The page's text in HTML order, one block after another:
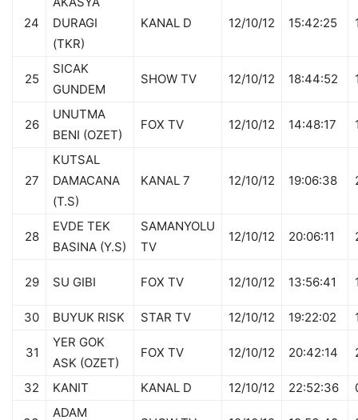
24
DURAGI
(TKR)
KANAL D 12/10/12 15:42:25
25
SICAK
GUNDEM
SHOW TV 12/10/12 18:44:52
26
UNUTMA
BENI (OZET)
FOX TV 12/10/12 14:48:17
27
KUTSAL
DAMACANA
(T.S)
KANAL 7 12/10/12 19:06:38
28
EVDE TEK
BASINA (Y.S)
SAMANYOLU
TV
12/10/12 20:06:11
29 SU GIBI FOX TV 12/10/12 13:56:41
30 BUYUK RISK STAR TV 12/10/12 19:22:02
31
YER GOK
ASK (OZET)
FOX TV 12/10/12 20:42:14
32 KANIT KANAL D 12/10/12 22:52:36
ADAM